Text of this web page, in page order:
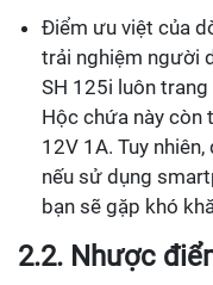
Điểm ưu việt của
trải nghiệm người
SH 125i luôn
Hộc chứa này còn
12V 1A. Tuy
nếu sử dụng
bạn sẽ gặp khó
2.2. Nhược